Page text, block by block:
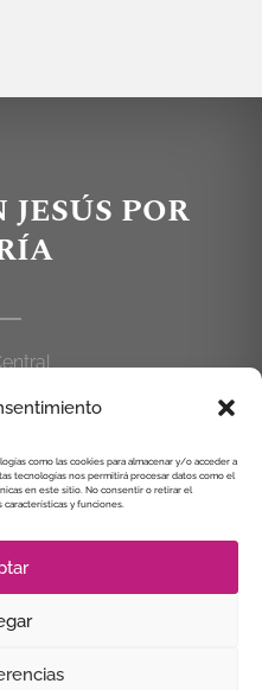
como las cookies para almacenar y/o acceder a
tecnologías nos permitirá procesar datos como el
en este sitio. No consentir o retirar el
y funciones.
POR
55
114